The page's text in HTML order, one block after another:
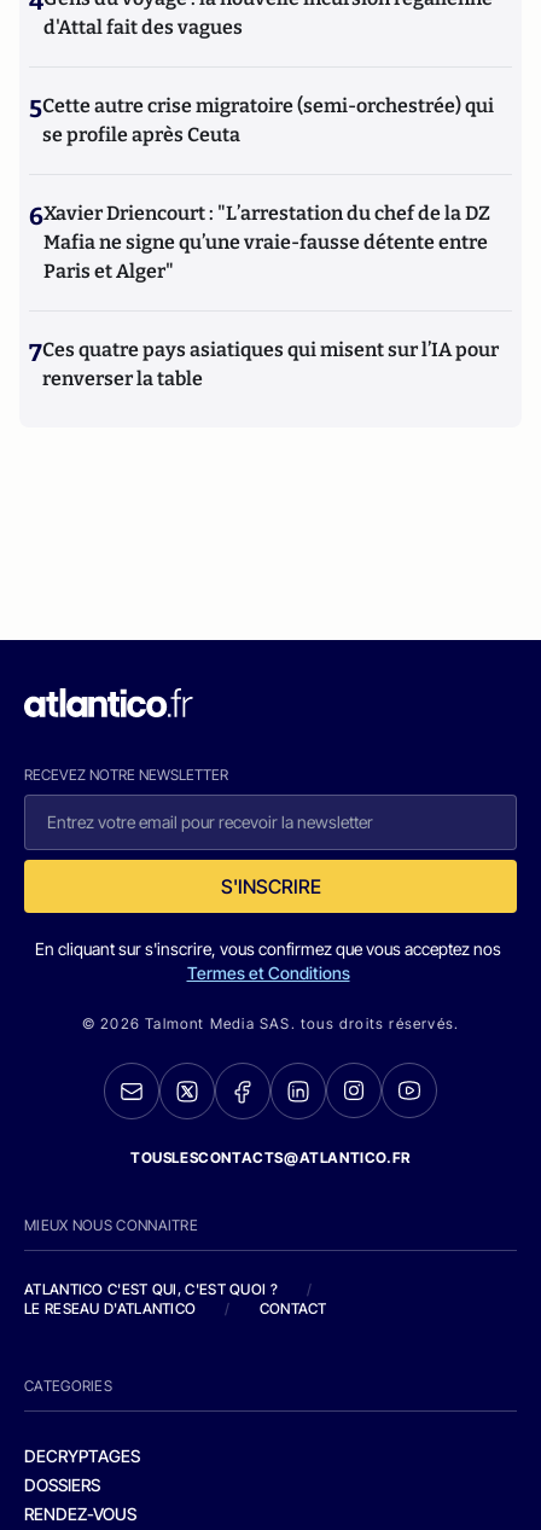
d'Attal fait des vagues
5Cette autre crise migratoire (semi-orchestrée) qui
se profile après Ceuta
6Xavier Driencourt : "L’arrestation du chef de la DZ
Mafia ne signe qu’une vraie-fausse détente entre
Paris et Alger"
7Ces quatre pays asiatiques qui misent sur l’IA pour
renverser la table
RECEVEZ NOTRE NEWSLETTER
S'INSCRIRE
En cliquant sur s'inscrire, vous confirmez que vous acceptez nos
Termes et Conditions
© 2026 Talmont Media SAS. tous droits réservés.
TOUSLESCONTACTS@ATLANTICO.FR
MIEUX NOUS CONNAITRE
ATLANTICO C'EST QUI, C'EST QUOI ?
/
LE RESEAU D'ATLANTICO
/ CONTACT
CATEGORIES
DECRYPTAGES
DOSSIERS
RENDEZ-VOUS